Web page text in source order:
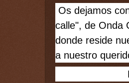
calle", de Onda
donde reside
a nuestro